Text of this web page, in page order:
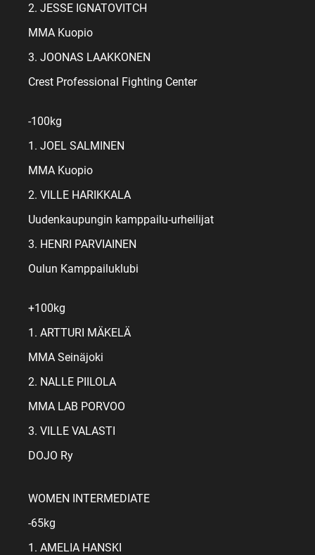
2. JESSE IGNATOVITCH
MMA Kuopio
3. JOONAS LAAKKONEN
Crest Professional Fighting Center
-100kg
1. JOEL SALMINEN
MMA Kuopio
2. VILLE HARIKKALA
Uudenkaupungin kamppailu-urheilijat
3. HENRI PARVIAINEN
Oulun Kamppailuklubi
+100kg
1. ARTTURI MÄKELÄ
MMA Seinäjoki
2. NALLE PIILOLA
MMA LAB PORVOO
3. VILLE VALASTI
DOJO Ry
WOMEN INTERMEDIATE
-65kg
1. AMELIA HANSKI